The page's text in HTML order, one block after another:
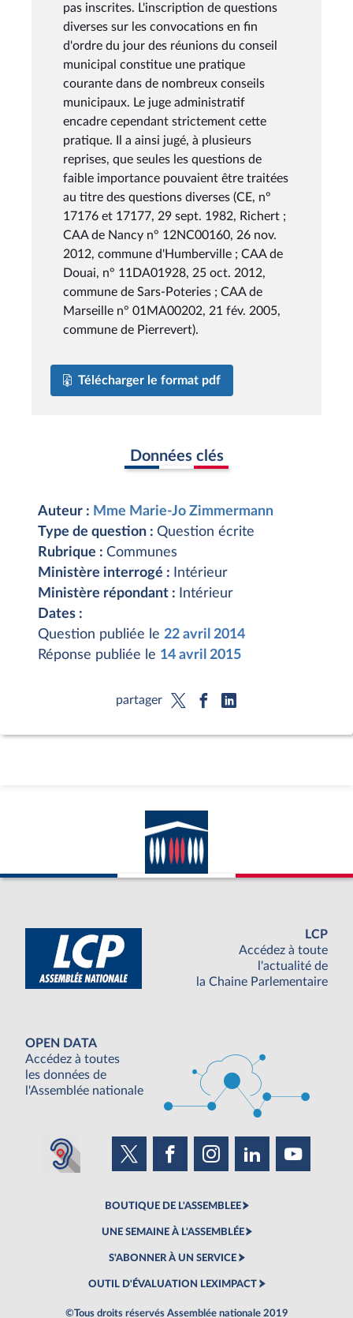
pas inscrites. L'inscription de questions
diverses sur les convocations en fin
d'ordre du jour des réunions du conseil
municipal constitue une pratique
courante dans de nombreux conseils
municipaux. Le juge administratif
encadre cependant strictement cette
pratique. Il a ainsi jugé, à plusieurs
reprises, que seules les questions de
faible importance pouvaient être traitées
au titre des questions diverses (CE, n°
17176 et 17177, 29 sept. 1982, Richert ;
CAA de Nancy n° 12NC00160, 26 nov.
2012, commune d'Humberville ; CAA de
Douai, n° 11DA01928, 25 oct. 2012,
commune de Sars-Poteries ; CAA de
Marseille n° 01MA00202, 21 fév. 2005,
commune de Pierrevert).
Télécharger le format pdf
Données clés
Auteur : Mme Marie-Jo Zimmermann
Type de question : Question écrite
Rubrique : Communes
Ministère interrogé :
Intérieur
Ministère répondant :
Intérieur
Dates :
Question publiée le 22 avril 2014
Réponse publiée le 14 avril 2015
partager
LCP
Accédez à toute
l'actualité de
la Chaine Parlementaire
OPEN DATA
Accédez à toutes
les données de
l'Assemblée nationale
BOUTIQUE DE L'ASSEMBLEE
UNE SEMAINE À L'ASSEMBLÉE
S'ABONNER À UN SERVICE
OUTIL D'ÉVALUATION LEXIMPACT
©Tous droits réservés Assemblée nationale 2019